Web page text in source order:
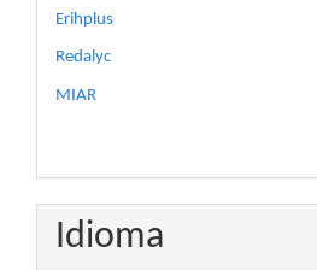
Erihplus
Redalyc
MIAR
Idioma